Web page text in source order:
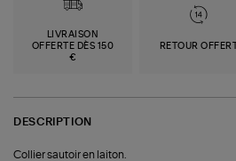
LIVRAISON
OFFERTE DÈS 150
€
RETOUR OFFERT
DESCRIPTION
Collier sautoir en laiton.